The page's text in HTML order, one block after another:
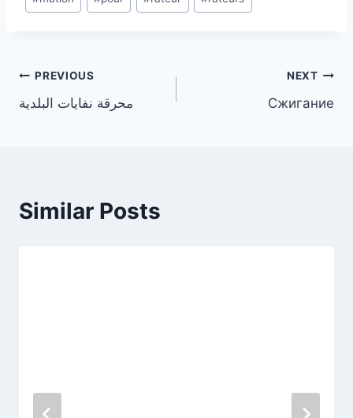
Post
navigation
PREVIOUS
محرقة نفايات البلدية
NEXT
Сжигание
Similar Posts